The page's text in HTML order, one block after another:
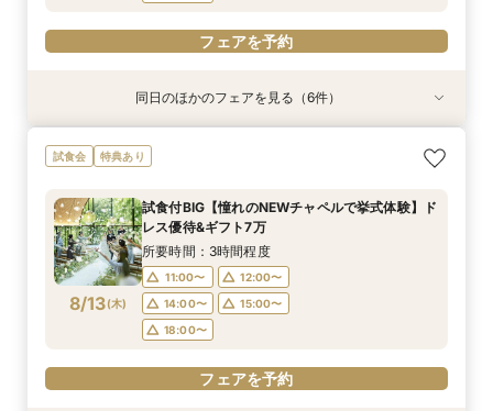
フェアを予約
特典あり
8/12(水)
【2件目以降の見学OK】貸切Wフル体験×豪華試
食×お見積り比較
11:00〜
12:00〜
14:00〜
15:00〜
18:00〜
フェアを予約
特典あり
8/12(水)
即決ナシ★予算のリアル大公開！本番コーデ×ミ
シュラン試食体験
11:00〜
12:00〜
14:00〜
15:00〜
18:00〜
フェアを予約
特典あり
8/12(水)
ギフト7万付【初めての見学に】全館ALL体験*見
積相談＆絶品試食
11:00〜
12:00〜
14:00〜
15:00〜
18:00〜
フェアを予約
8/12(水)
【お気軽◎オンライン相談会】スマホで簡単！豪
華10大特典付き
13:00〜
14:30〜
16:00〜
17:30〜
フェアを予約
特典あり
8/12(水)
【10名から全館貸切OK】ミシュラン試食付*少
人数婚ALL体験
11:00〜
12:00〜
14:00〜
15:00〜
18:00〜
フェアを予約
特典あり
8/12(水)
7万GIFT付【料理重視必見】豪華ミシュラン試食
×貸切邸宅W体験
11:00〜
12:00〜
14:00〜
15:00〜
18:00〜
フェアを予約
同日のほかのフェアを見る（6件）
試食会 特典あり
8/13(木)
試食付BIG【憧れのNEWチャペルで挙式体験】ド
レス優待&ギフト7万
所要時間：3時間程度
11:00〜
12:00〜
14:00〜
15:00〜
18:00〜
フェアを予約